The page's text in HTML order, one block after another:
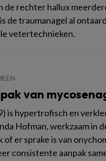
de rechter hallux
de traumanagel al
vetertechnieken.
van
is hypertrofisch en
Hofman, werkzaam in
er sprake is van
consistente aanpak